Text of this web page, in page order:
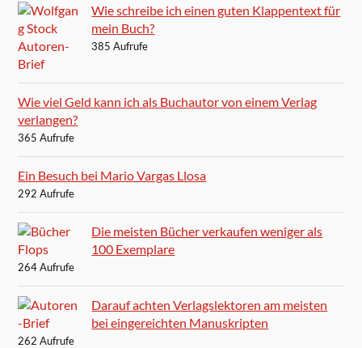
Wie schreibe ich einen guten Klappentext für
mein Buch?
385 Aufrufe
Wie viel Geld kann ich als Buchautor von einem Verlag
verlangen?
365 Aufrufe
Ein Besuch bei Mario Vargas Llosa
292 Aufrufe
Die meisten Bücher verkaufen weniger als
100 Exemplare
264 Aufrufe
Darauf achten Verlagslektoren am meisten
bei eingereichten Manuskripten
262 Aufrufe